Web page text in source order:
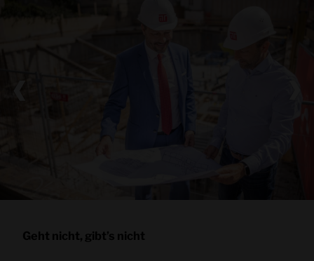
Geht nicht, gibt’s nicht